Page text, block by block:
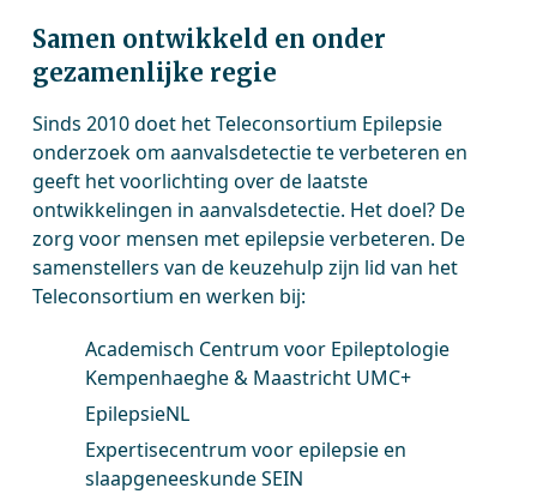
Samen ontwikkeld en onder
gezamenlijke regie
Sinds 2010 doet het Teleconsortium Epilepsie
onderzoek om aanvalsdetectie te verbeteren en
geeft het voorlichting over de laatste
ontwikkelingen in aanvalsdetectie. Het doel? De
zorg voor mensen met epilepsie verbeteren. De
samenstellers van de keuzehulp zijn lid van het
Teleconsortium en werken bij:
Academisch Centrum voor Epileptologie
Kempenhaeghe & Maastricht UMC+
EpilepsieNL
Expertisecentrum voor epilepsie en
slaapgeneeskunde SEIN